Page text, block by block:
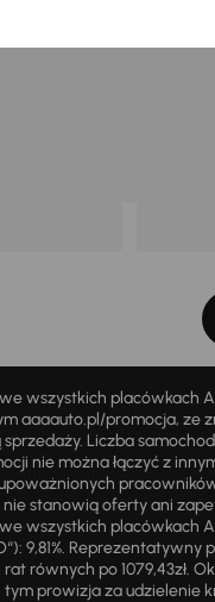
wszystkich
aaaauto.pl/promocja, ze
Liczba
nie można łączyć z
stanowią oferty ani
wszystkich placówkach
9,81%. Reprezentatywny
równych po 1079,43zł.
tym prowizja za udzielenie